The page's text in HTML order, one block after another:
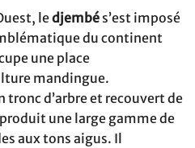
ledjembé s’est imposé
du continent
une place
mandingue.
tronc d’arbre et recouvert de
une large gamme de
aux tons aigus. Il